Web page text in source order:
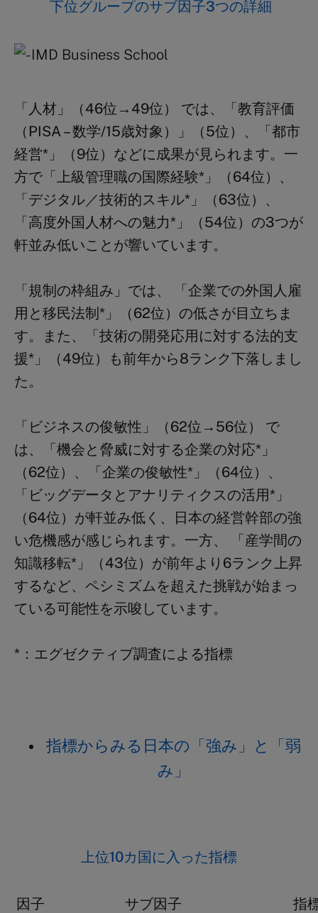
下位グループのサブ因子3つの詳細
「人材」（46位→49位） では、「教育評価
（PISA – 数学/15歳対象）」（5位）、「都市
経営*」（9位）などに成果が見られます。一
方で「上級管理職の国際経験*」（64位）、
「デジタル／技術的スキル*」（63位）、
「高度外国人材への魅力*」（54位）の3つが
軒並み低いことが響いています。
「規制の枠組み」では、 「企業での外国人雇
用と移民法制*」（62位）の低さが目立ちま
す。また、「技術の開発応用に対する法的支
援*」（49位）も前年から8ランク下落しまし
た。
「ビジネスの俊敏性」（62位→56位） で
は、「機会と脅威に対する企業の対応*」
（62位）、「企業の俊敏性*」（64位）、
「ビッグデータとアナリティクスの活用*」
（64位）が軒並み低く、日本の経営幹部の強
い危機感が感じられます。一方、
「産学間の
知識移転*」（43位）が前年より6ランク上昇
するなど、ペシミズムを超えた挑戦が始まっ
ている可能性を示唆しています。
*：エグゼクティブ調査による指標
指標からみる日本の「強み」と「弱
み」
上位10カ国に入った指標
因子 サブ因子 指